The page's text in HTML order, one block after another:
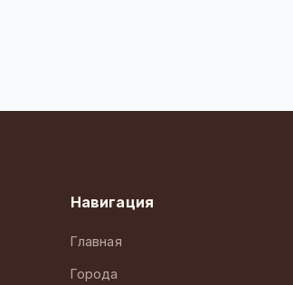
Навигация
Главная
Города